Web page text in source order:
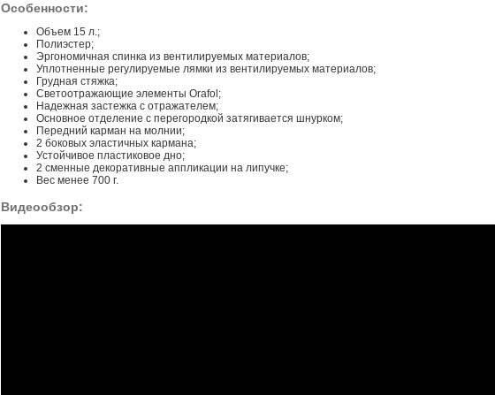
Особенности:
Объем 15 л.;
Полиэстер;
Эргономичная спинка из вентилируемых материалов;
Уплотненные регулируемые лямки из вентилируемых материалов;
Грудная стяжка;
Светоотражающие элементы Orafol;
Надежная застежка с отражателем;
Основное отделение с перегородкой затягивается шнурком;
Передний карман на молнии;
2 боковых эластичных кармана;
Устойчивое пластиковое дно;
2 сменные декоративные аппликации на липучке;
Вес менее 700 г.
Видеообзор: